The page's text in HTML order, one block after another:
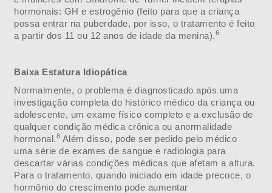
hormonais: GH e estrogênio (feito para que a criança
possa entrar na puberdade, por isso, o tratamento é feito
a partir dos 11 ou 12 anos de idade da menina).6
Baixa Estatura Idiopática
Normalmente, o problema é diagnosticado após uma
investigação completa do histórico médico da criança ou
adolescente, um exame físico completo e a exclusão de
qualquer condição médica crônica ou anormalidade
hormonal.8 Além disso, pode ser pedido pelo médico
uma série de exames de sangue e radiologia para
descartar várias condições médicas que afetam a altura.
Para o tratamento, quando iniciado em idade precoce, o
hormônio do crescimento pode aumentar